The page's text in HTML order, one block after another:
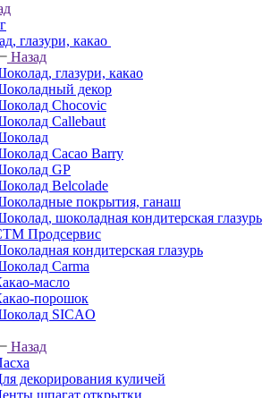
глазури, какао
Назад
глазури, какао
декор
Chocovic
Callebaut
Cacao Barry
GP
Belcolade
покрытия, ганаш
шоколадная кондитерская глазурь
Продсервис
кондитерская глазурь
Carma
масло
порошок
SICAO
Назад
декорирования куличей